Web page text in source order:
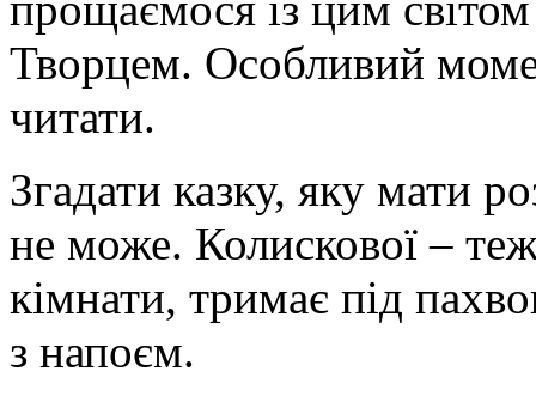
Творцем. Особливий
читати.
Згадати казку, яку мати
не може. Колискової –
кімнати, тримає під
з напоєм.